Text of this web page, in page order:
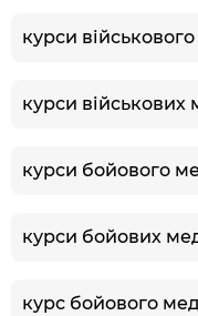
курси бойових
курс бойового